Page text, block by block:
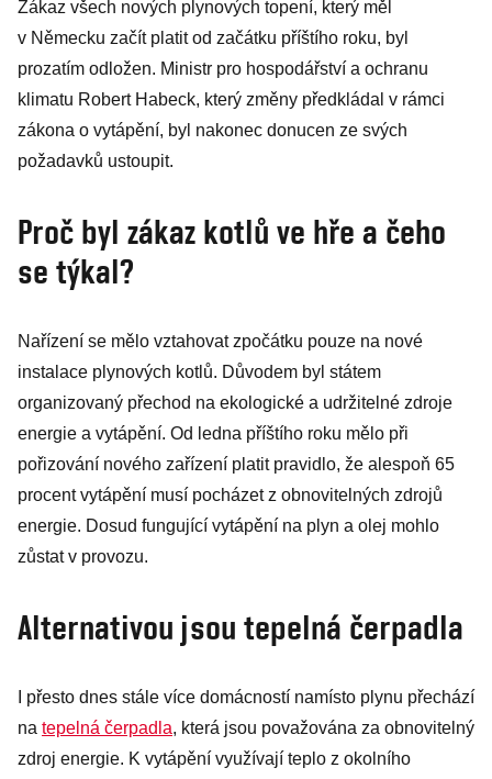
Zákaz všech nových plynových topení, který měl
v Německu začít platit od začátku příštího roku, byl
prozatím odložen. Ministr pro hospodářství a ochranu
klimatu Robert Habeck, který změny předkládal v rámci
zákona o vytápění, byl nakonec donucen ze svých
požadavků ustoupit.
Proč byl zákaz kotlů ve hře a čeho
se týkal?
Nařízení se mělo vztahovat zpočátku pouze na nové
instalace plynových kotlů. Důvodem byl státem
organizovaný přechod na ekologické a udržitelné zdroje
energie a vytápění. Od ledna příštího roku mělo při
pořizování nového zařízení platit pravidlo, že alespoň 65
procent vytápění musí pocházet z obnovitelných zdrojů
energie. Dosud fungující vytápění na plyn a olej mohlo
zůstat v provozu.
Alternativou jsou tepelná čerpadla
I přesto dnes stále více domácností namísto plynu přechází
na tepelná čerpadla, která jsou považována za obnovitelný
zdroj energie. K vytápění využívají teplo z okolního